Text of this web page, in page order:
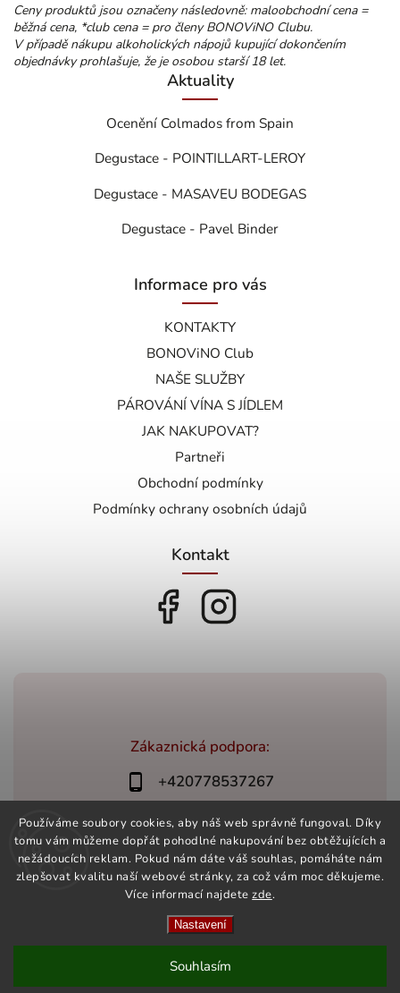
Používáme soubory cookies, aby náš web správně fungoval. Díky
tomu vám můžeme dopřát pohodlné nakupování bez obtěžujících a
nežádoucích reklam. Pokud nám dáte váš souhlas, pomáháte nám
zlepšovat kvalitu naší webové stránky, za což vám moc děkujeme.
Více informací najdetezde.
Nastavení
Souhlasím
OTEVŘENO PO - PÁ, 10:00 - 16:00
Ceny produktů jsou označeny následovně: maloobchodní cena =
běžná cena, *club cena = pro členy BONOViNO Clubu.
V případě nákupu alkoholických nápojů kupující dokončením
objednávky prohlašuje, že je osobou starší 18 let.
Zákaznická podpora:
+420778537267
bonovino@bonovino.cz
Aktuality
Ocenění Colmados from Spain
Degustace - POINTILLART-LEROY
Degustace - MASAVEU BODEGAS
Degustace - Pavel Binder
Informace pro vás
KONTAKTY
BONOViNO Club
NAŠE SLUŽBY
PÁROVÁNÍ VÍNA S JÍDLEM
JAK NAKUPOVAT?
Partneři
Obchodní podmínky
Podmínky ochrany osobních údajů
Kontakt
Copyright 2026BonoVino.cz. Všechna práva vyhrazena.
VytvořilShoptet| Design